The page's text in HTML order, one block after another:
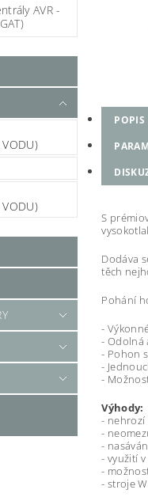
AVR -
POPIS
S
Dodáva
těch
Pohání
-
- Odolná
- Pohon
-
-
Výhody:
- nehrozí
-
-
- využití
-
- stroje